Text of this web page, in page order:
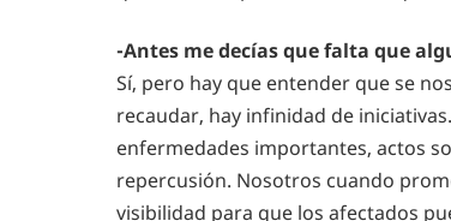
-Antes me decías que falta que
Sí, pero hay que entender que se
recaudar, hay infinidad de
enfermedades importantes, actos
repercusión. Nosotros cuando
visibilidad para que los afectados